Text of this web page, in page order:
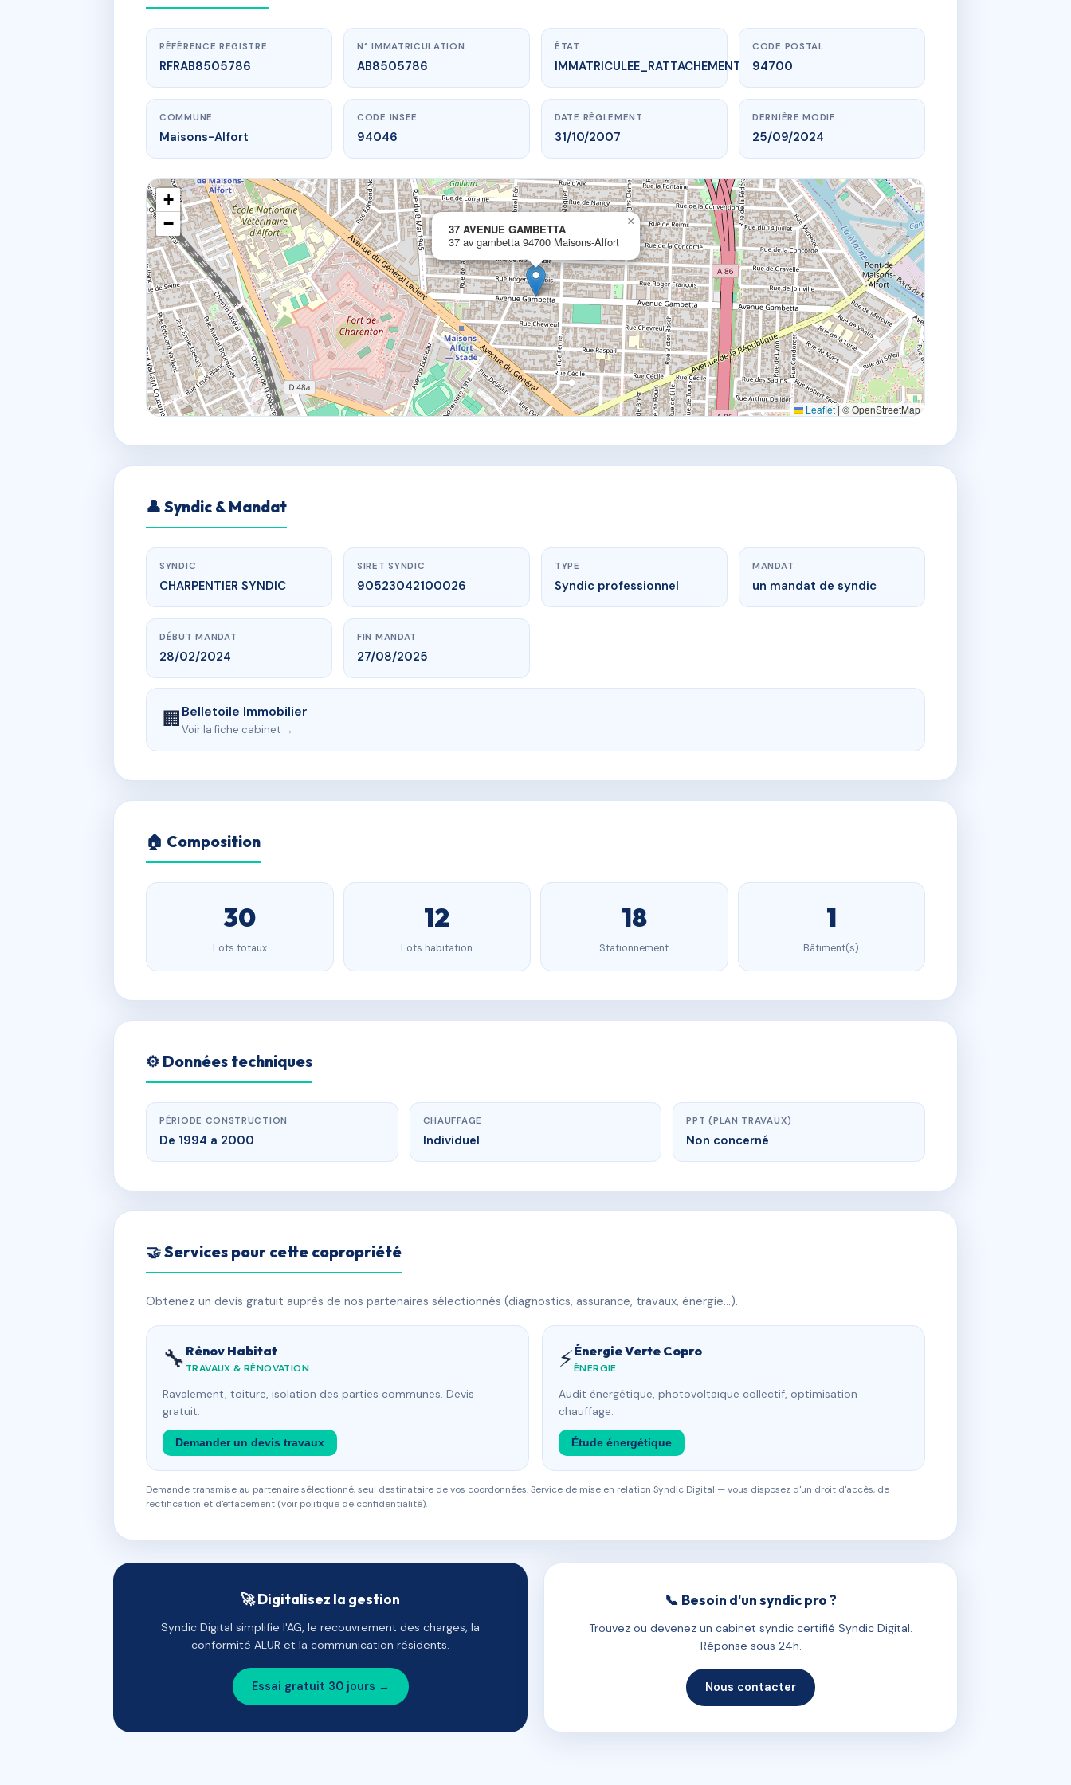
www.vme.plus/AB8505786
37 AVENUE GAMBETTA
37 av gambetta94700 Maisons-Alfort
RÉFÉRENCE REGISTRE
RFRAB8505786
N° IMMATRICULATION
AB8505786
ÉTAT
IMMATRICULEE_RATTACHEMENT_EXPIRE
CODE POSTAL
94700
COMMUNE
Maisons-Alfort
CODE INSEE
94046
DATE RÈGLEMENT
31/10/2007
DERNIÈRE MODIF.
25/09/2024
37 AVENUE GAMBETTA
37 av gambetta 94700 Maisons-Alfort
×
+
−
Leaflet|© OpenStreetMap
👤 Syndic & Mandat
SYNDIC
CHARPENTIER SYNDIC
SIRET SYNDIC
90523042100026
TYPE
Syndic professionnel
MANDAT
un mandat de syndic
DÉBUT MANDAT
28/02/2024
FIN MANDAT
27/08/2025
🏢Belletoile Immobilier
Voir la fiche cabinet →
🏠 Composition
30
Lots totaux
12
Lots habitation
18
Stationnement
1
Bâtiment(s)
⚙️ Données techniques
PÉRIODE CONSTRUCTION
De 1994 a 2000
CHAUFFAGE
Individuel
PPT (PLAN TRAVAUX)
Non concerné
🤝 Services pour cette copropriété
Obtenez un devis gratuit auprès de nos partenaires sélectionnés (diagnostics, assurance, travaux, énergie…).
🔧 Rénov Habitat
TRAVAUX & RÉNOVATION
Ravalement, toiture, isolation des parties communes. Devis
gratuit.
Demander un devis travaux
⚡Énergie Verte Copro
ÉNERGIE
Audit énergétique, photovoltaïque collectif, optimisation
chauffage.
Étude énergétique
Demande transmise au partenaire sélectionné, seul destinataire de vos coordonnées. Service de mise en relation Syndic Digital — vous disposez d'un droit d'accès, de
rectification et d'effacement (voir politique de confidentialité).
🚀 Digitalisez la gestion
Syndic Digital simplifie l'AG, le recouvrement des charges, la
conformité ALUR et la communication résidents.
Essai gratuit 30 jours →
📞 Besoin d'un syndic pro ?
Trouvez ou devenez un cabinet syndic certifié Syndic Digital.
Réponse sous 24h.
Nous contacter